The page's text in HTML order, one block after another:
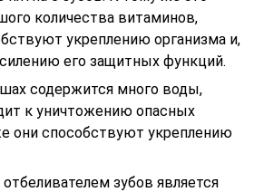
количества витаминов,
укреплению организма и,
его защитных функций.
содержится много воды,
к уничтожению опасных
они способствуют укреплению
зубов является